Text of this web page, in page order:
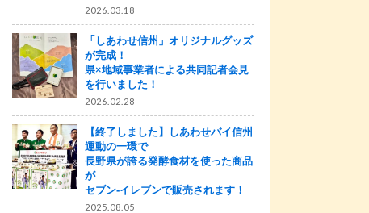
2026.03.18
「しあわせ信州」オリジナルグッズ
が完成！
県×地域事業者による共同記者会見
を行いました！
2026.02.28
【終了しました】しあわせバイ信州
運動の一環で
長野県が誇る発酵食材を使った商品
が
セブン‐イレブンで販売されます！
2025.08.05